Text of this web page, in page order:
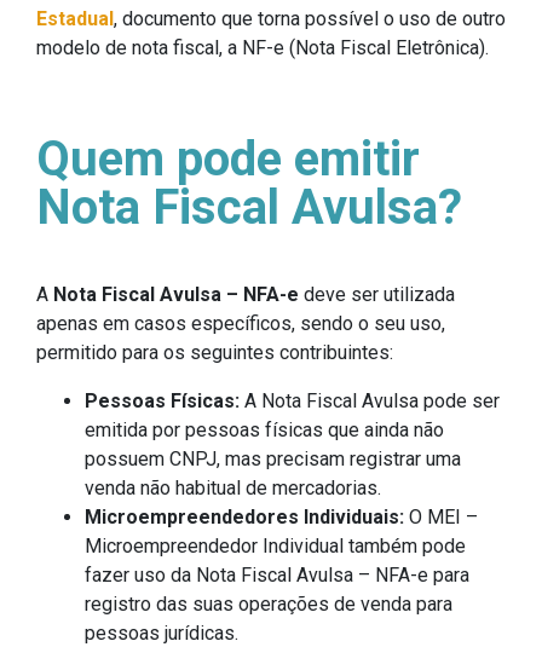
Estadual , documento que torna possível o uso de outro
modelo de nota fiscal, a NF-e (Nota Fiscal Eletrônica).
Quem pode emitir
Nota Fiscal Avulsa?
A Nota Fiscal Avulsa – NFA-e deve ser utilizada
apenas em casos específicos, sendo o seu uso,
permitido para os seguintes contribuintes:
Pessoas Físicas: A Nota Fiscal Avulsa pode ser
emitida por pessoas físicas que ainda não
possuem CNPJ, mas precisam registrar uma
venda não habitual de mercadorias.
Microempreendedores Individuais: O MEI –
Microempreendedor Individual também pode
fazer uso da Nota Fiscal Avulsa – NFA-e para
registro das suas operações de venda para
pessoas jurídicas.